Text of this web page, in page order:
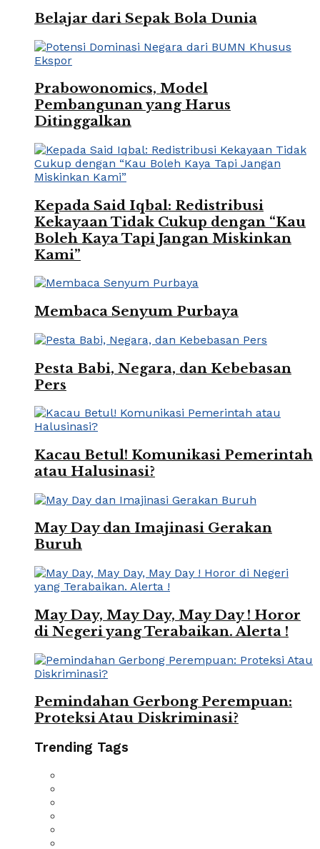
Belajar dari Sepak Bola Dunia
Prabowonomics, Model
Pembangunan yang Harus
Ditinggalkan
Kepada Said Iqbal: Redistribusi
Kekayaan Tidak Cukup dengan “Kau
Boleh Kaya Tapi Jangan Miskinkan
Kami”
Membaca Senyum Purbaya
Pesta Babi, Negara, dan Kebebasan
Pers
Kacau Betul! Komunikasi Pemerintah
atau Halusinasi?
May Day dan Imajinasi Gerakan
Buruh
May Day, May Day, May Day ! Horor
di Negeri yang Terabaikan. Alerta !
Pemindahan Gerbong Perempuan:
Proteksi Atau Diskriminasi?
Trending Tags